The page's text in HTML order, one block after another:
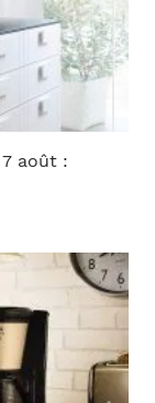
août :